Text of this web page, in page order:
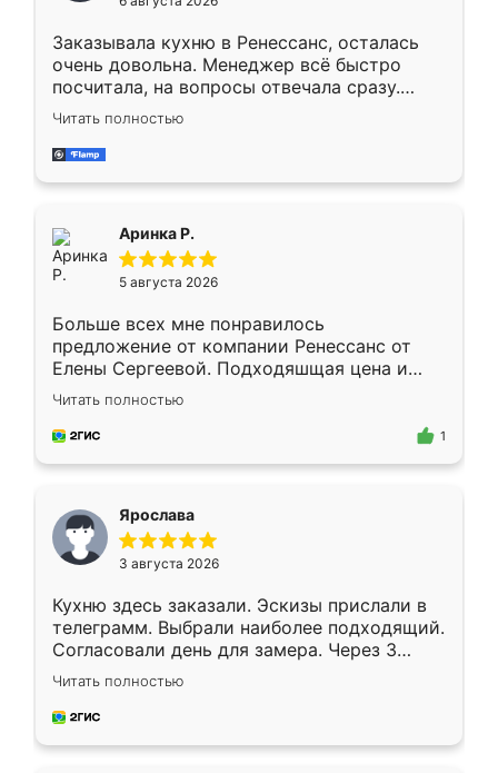
мебели буду заказывать только здесь.
Заказывала кухню в Ренессанс, осталась
очень довольна. Менеджер всё быстро
посчитала, на вопросы отвечала сразу.
Замерщик приехал в субботу, подошёл к
делу со всей ответственностью. Собрали
за день, ребята работали аккуратно, даже
Читать полностью
Аринка Р.
5 августа 2026
Больше всех мне понравилось
предложение от компании Ренессанс от
Елены Сергеевой. Подходяшщая цена и
короткие сроки изготовления. Приехавший
для замера сотрудник Владислав
предложил по моему эскизу самый
Читать полностью
1
Ярослава
3 августа 2026
Кухню здесь заказали. Эскизы прислали в
телеграмм. Выбрали наиболее подходящий.
Согласовали день для замера. Через 3
недели кухня была уже готова. Остались
довольны работой. Спасибо Ренессанс
мебель за качественную работу!
Читать полностью